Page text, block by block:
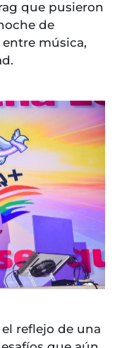
que pusieron
de
música,
reflejo de una